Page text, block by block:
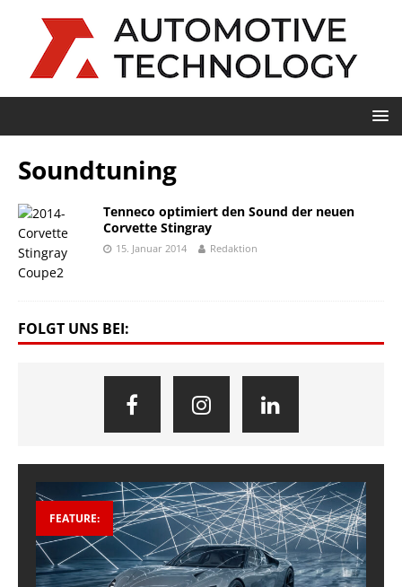
Soundtuning
Tenneco optimiert den Sound der neuen
Corvette Stingray
15. Januar 2014 Redaktion
FOLGT UNS BEI:
FEATURE: